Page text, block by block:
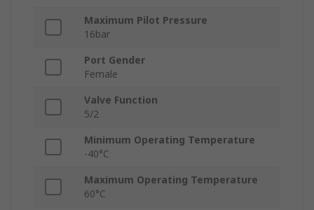
Maximum Pilot Pressure
16bar
Port Gender
Female
Valve Function
5/2
Minimum Operating Temperature
-40°C
Maximum Operating Temperature
60°C